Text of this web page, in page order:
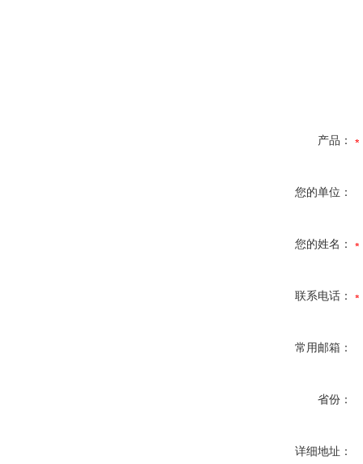
产品：
您的单位：
您的姓名：
联系电话：
常用邮箱：
省份：
详细地址：